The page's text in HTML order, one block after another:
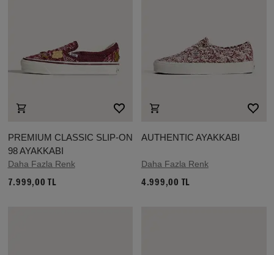
PREMIUM CLASSIC SLIP-ON
98 AYAKKABI
Daha Fazla Renk
7.999,00 TL
AUTHENTIC AYAKKABI
Daha Fazla Renk
4.999,00 TL